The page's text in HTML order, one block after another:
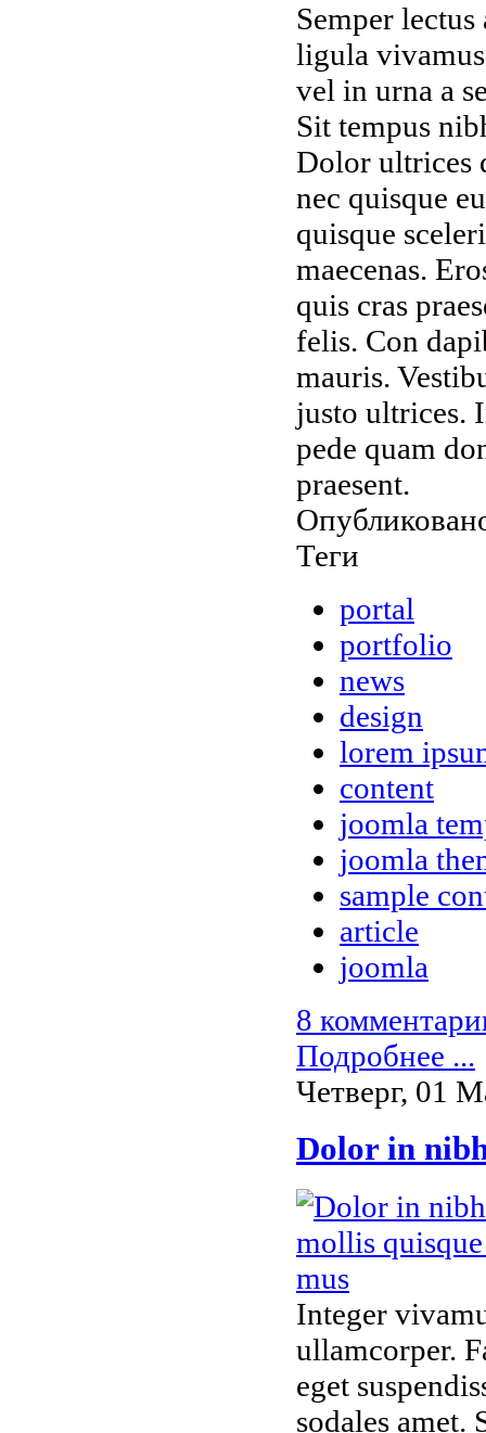
Semper
ligula
vel in urna a
Sit tempus
Dolor ultrices
nec quisque
quisque
maecenas.
quis cras
felis. Con
mauris.
justo ultrices.
pede quam
praesent.
Теги
portal
portfolio
news
design
lorem
content
joomla
joomla
sample
article
joomla
8
Подробнее ...
Четверг, 01
Dolor in
Integer
ullamcorper.
eget
sodales